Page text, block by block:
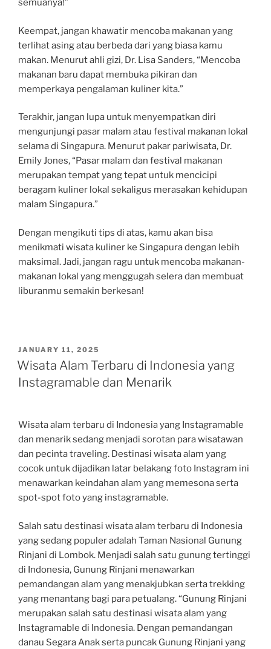
semuanya!”
Keempat, jangan khawatir mencoba makanan yang
terlihat asing atau berbeda dari yang biasa kamu
makan. Menurut ahli gizi, Dr. Lisa Sanders, “Mencoba
makanan baru dapat membuka pikiran dan
memperkaya pengalaman kuliner kita.”
Terakhir, jangan lupa untuk menyempatkan diri
mengunjungi pasar malam atau festival makanan lokal
selama di Singapura. Menurut pakar pariwisata, Dr.
Emily Jones, “Pasar malam dan festival makanan
merupakan tempat yang tepat untuk mencicipi
beragam kuliner lokal sekaligus merasakan kehidupan
malam Singapura.”
Dengan mengikuti tips di atas, kamu akan bisa
menikmati wisata kuliner ke Singapura dengan lebih
maksimal. Jadi, jangan ragu untuk mencoba makanan-
makanan lokal yang menggugah selera dan membuat
liburanmu semakin berkesan!
POSTED
ON
JANUARY 11, 2025
Wisata Alam Terbaru di Indonesia yang
Instagramable dan Menarik
Wisata alam terbaru di Indonesia yang Instagramable
dan menarik sedang menjadi sorotan para wisatawan
dan pecinta traveling. Destinasi wisata alam yang
cocok untuk dijadikan latar belakang foto Instagram ini
menawarkan keindahan alam yang memesona serta
spot-spot foto yang instagramable.
Salah satu destinasi wisata alam terbaru di Indonesia
yang sedang populer adalah Taman Nasional Gunung
Rinjani di Lombok. Menjadi salah satu gunung tertinggi
di Indonesia, Gunung Rinjani menawarkan
pemandangan alam yang menakjubkan serta trekking
yang menantang bagi para petualang. “Gunung Rinjani
merupakan salah satu destinasi wisata alam yang
Instagramable di Indonesia. Dengan pemandangan
danau Segara Anak serta puncak Gunung Rinjani yang